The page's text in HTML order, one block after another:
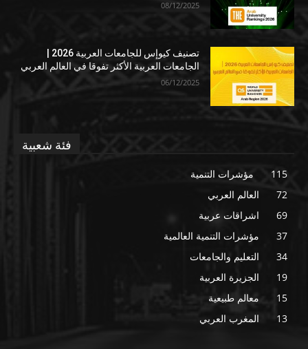
08/12/2025
الجامعات العربية الأكثر تفوقا في العالم العربي
06/12/2025
فئة شعبية
مؤشرات التنمية
115
العالم العربي
72
اشراقات عربية
69
مؤشرات التنمية العالمية
37
التعليم والجامعات
34
الجزيرة العربية
19
معالم طبيعية
15
المغرب العربي
13